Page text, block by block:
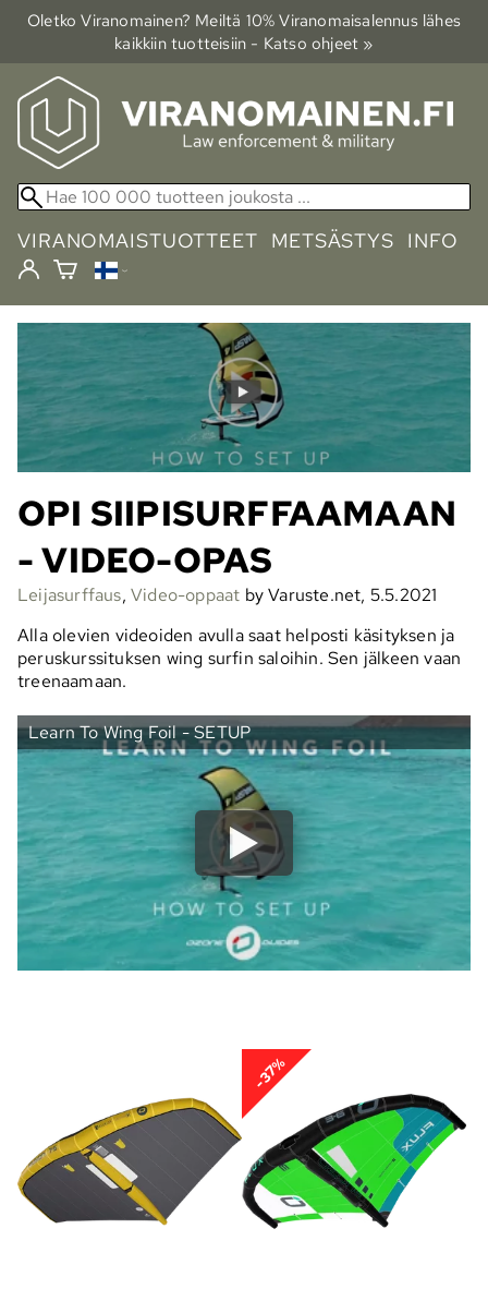
Oletko Viranomainen? Meiltä 10% Viranomais­alennus lähes
kaikkiin tuotteisiin - Katso ohjeet »
VIRANOMAISTUOTTEET METSÄSTYS INFO
OPI SIIPISURFFAAMAAN
- VIDEO-OPAS
Leijasurffaus,Video-oppaat by Varuste.net, 5.5.2021
Alla olevien videoiden avulla saat helposti käsityksen ja
peruskurssituksen wing surfin saloihin. Sen jälkeen vaan
treenaamaan.
Learn To Wing Foil - SETUP
-37%